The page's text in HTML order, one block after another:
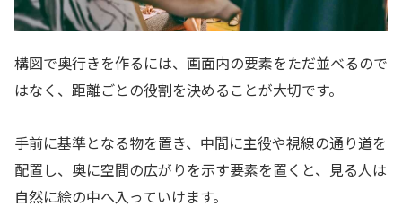
構図で奥行きを作るには、画面内の要素をただ並べるので
はなく、距離ごとの役割を決めることが大切です。
手前に基準となる物を置き、中間に主役や視線の通り道を
配置し、奥に空間の広がりを示す要素を置くと、見る人は
自然に絵の中へ入っていけます。